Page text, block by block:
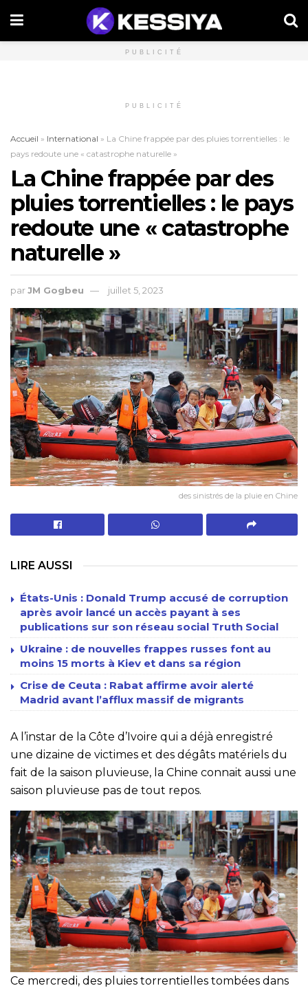
PUBLICITÉ
PUBLICITÉ
Accueil » International » La Chine frappée par des pluies torrentielles : le
pays redoute une « catastrophe naturelle »
La Chine frappée par des
pluies torrentielles : le pays
redoute une « catastrophe
naturelle »
parJM Gogbeu juillet 5, 2023
des sinistrés de la pluie en Chine
LIRE AUSSI
États-Unis : Donald Trump accusé de corruption
après avoir lancé un accès payant à ses
publications sur son réseau social Truth Social
Ukraine : de nouvelles frappes russes font au
moins 15 morts à Kiev et dans sa région
Crise de Ceuta : Rabat affirme avoir alerté
Madrid avant l’afflux massif de migrants
A l’instar de la Côte d’Ivoire qui a déjà enregistré
une dizaine de victimes et des dégâts matériels du
fait de la saison pluvieuse, la Chine connait aussi une
saison pluvieuse pas de tout repos.
Ce mercredi, des pluies torrentielles tombées dans